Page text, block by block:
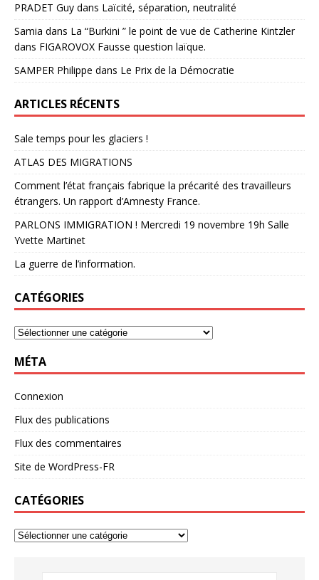
PRADET Guy dans Laïcité, séparation, neutralité
Samia dans La “Burkini ” le point de vue de Catherine Kintzler
dans FIGAROVOX Fausse question laïque.
SAMPER Philippe dans Le Prix de la Démocratie
ARTICLES RÉCENTS
Sale temps pour les glaciers !
ATLAS DES MIGRATIONS
Comment l’état français fabrique la précarité des travailleurs
étrangers. Un rapport d’Amnesty France.
PARLONS IMMIGRATION ! Mercredi 19 novembre 19h Salle
Yvette Martinet
La guerre de l’information.
CATÉGORIES
MÉTA
Connexion
Flux des publications
Flux des commentaires
Site de WordPress-FR
CATÉGORIES